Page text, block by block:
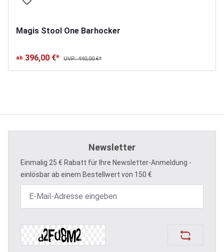
Magis Stool One Barhocker
ab 396,00 €* UVP: 440,00 €*
Newsletter
Einmalig 25 € Rabatt für Ihre Newsletter-Anmeldung -
einlösbar ab einem Bestellwert von 150 €